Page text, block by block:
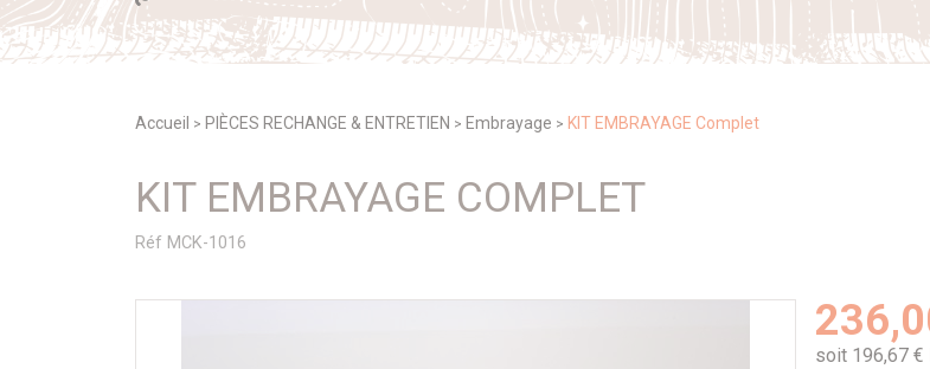
Accueil > PIÈCES RECHANGE & ENTRETIEN > Embrayage > KIT EMBRAYAGE Complet
KIT EMBRAYAGE COMPLET
Réf MCK-1016
soit 196,67 €